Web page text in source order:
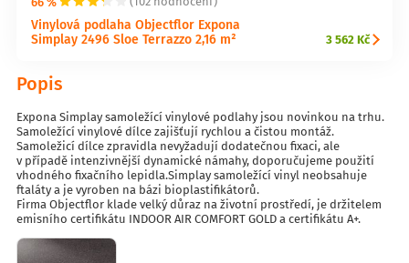
Vinylová podlaha Objectflor Expona
Simplay 2496 Sloe Terrazzo 2,16 m² 3 562 Kč
Popis
Expona Simplay samoležící vinylové podlahy jsou novinkou na trhu.
Samoležící vinylové dílce zajišťují rychlou a čistou montáž.
Samoležicí dílce zpravidla nevyžadují dodatečnou fixaci, ale
v případě intenzivnější dynamické námahy, doporučujeme použití
vhodného fixačního lepidla.Simplay samoležící vinyl neobsahuje
ftaláty a je vyroben na bázi bioplastifikátorů.
Firma Objectflor klade velký důraz na životní prostředí, je držitelem
emisního certifikátu INDOOR AIR COMFORT GOLD a certifikátu A+.